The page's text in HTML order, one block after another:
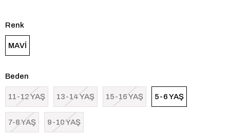
Renk
MAVİ
Beden
11-12 YAŞ 13-14 YAŞ 15-16 YAŞ 5-6 YAŞ
7-8 YAŞ 9-10 YAŞ